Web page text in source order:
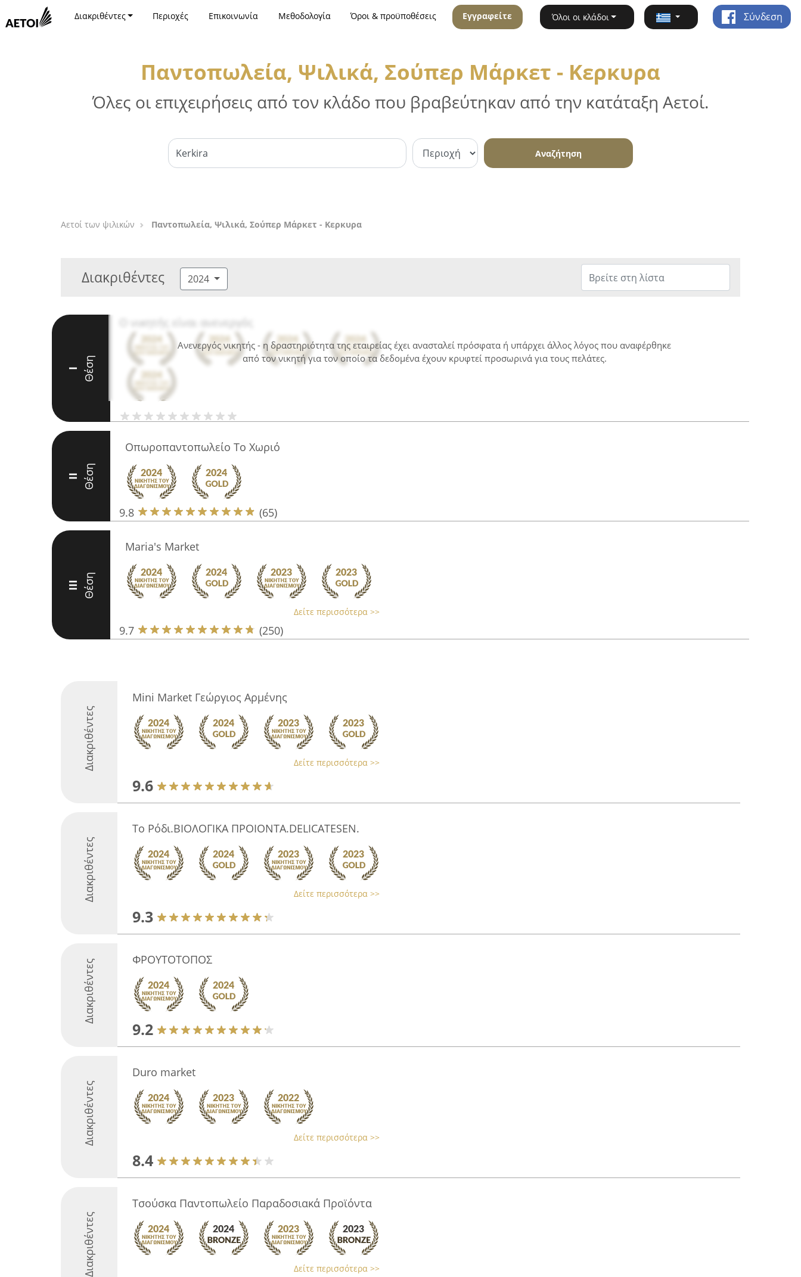
Διακριθέντες Περιοχές Επικοινωνία Μεθοδολογία Όροι & προϋποθέσεις Εγγραφείτε Όλοι οι κλάδοι Σύνδεση
Παντοπωλεία, Ψιλικά, Σούπερ Μάρκετ - Κερκυρα
Όλες οι επιχειρήσεις από τον κλάδο που βραβεύτηκαν από την κατάταξη Αετοί.
Αναζήτηση
Αετοί των ψιλικών Παντοπωλεία, Ψιλικά, Σούπερ Μάρκετ - Κερκυρα
Διακριθέντες 2024
Ανενεργός νικητής - η δραστηριότητα της εταιρείας έχει ανασταλεί πρόσφατα ή υπάρχει άλλος λόγος που αναφέρθηκε
από τον νικητή για τον οποίο τα δεδομένα έχουν κρυφτεί προσωρινά για τους πελάτες.
I Θέση
Ο νικητής είναι ανενεργός
II Θέση
Οπωροπαντοπωλείο Το Χωριό
9.8 (65)
III Θέση
Maria's Market
Δείτε περισσότερα >>
9.7 (250)
Διακριθέντες
Mini Market Γεώργιος Αρμένης
Δείτε περισσότερα >>
9.6
Διακριθέντες
Το Ρόδι.ΒΙΟΛΟΓΙΚΑ ΠΡΟΙΟΝΤΑ.DELICATESEN.
Δείτε περισσότερα >>
9.3
Διακριθέντες ΦΡΟΥΤΟΤΟΠΟΣ
9.2
Διακριθέντες
Duro market
Δείτε περισσότερα >>
8.4
Διακριθέντες
Τσούσκα Παντοπωλείο Παραδοσιακά Προϊόντα
Δείτε περισσότερα >>